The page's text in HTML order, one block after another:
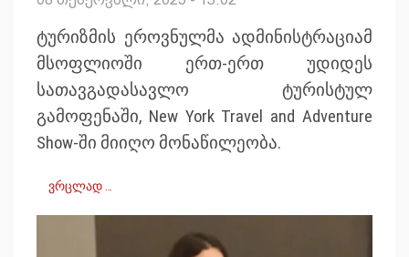
ტურიზმის ეროვნულმა ადმინისტრაციამ
მსოფლიოში ერთ-ერთ უდიდეს
სათავგადასავლო ტურისტულ
გამოფენაში, New York Travel and Adventure
Show-ში მიიღო მონაწილეობა.
ვრცლად …